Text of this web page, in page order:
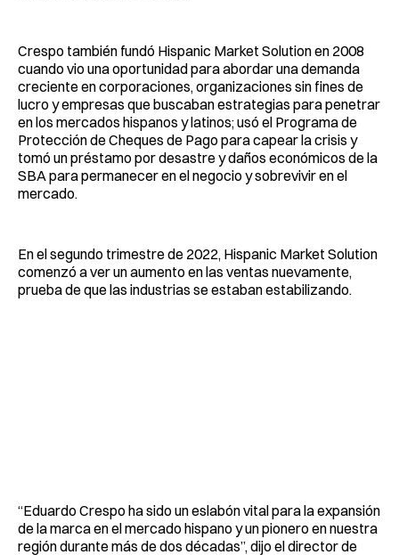
Crespo también fundó Hispanic Market Solution en 2008
cuando vio una oportunidad para abordar una demanda
creciente en corporaciones, organizaciones sin fines de
lucro y empresas que buscaban estrategias para penetrar
en los mercados hispanos y latinos; usó el Programa de
Protección de Cheques de Pago para capear la crisis y
tomó un préstamo por desastre y daños económicos de la
SBA para permanecer en el negocio y sobrevivir en el
mercado.
En el segundo trimestre de 2022, Hispanic Market Solution
comenzó a ver un aumento en las ventas nuevamente,
prueba de que las industrias se estaban estabilizando.
“Eduardo Crespo ha sido un eslabón vital para la expansión
de la marca en el mercado hispano y un pionero en nuestra
región durante más de dos décadas”, dijo el director de